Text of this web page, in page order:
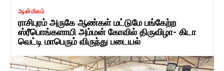
ஆன்மிகம்
ராசிபுரம் அருகே ஆண்கள் மட்டுமே பங்கேற்ற
ஸ்ரீபொங்களாயி அம்மன் கோவில் திருவிழா- கிடா
வெட்டி மாபெரும் விருந்து படையல்